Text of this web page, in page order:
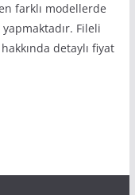
farklı modellerde
yapmaktadır. Fileli
detaylı fiyat